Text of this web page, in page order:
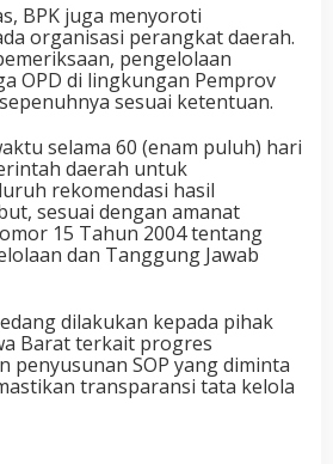
BPK juga menyoroti
organisasi perangkat daerah.
pengelolaan
OPD di lingkungan Pemprov
sesuai ketentuan.
selama 60 (enam puluh) hari
daerah untuk
rekomendasi hasil
sesuai dengan amanat
15 Tahun 2004 tentang
dan Tanggung Jawab
dilakukan kepada pihak
Barat terkait progres
penyusunan SOP yang diminta
transparansi tata kelola